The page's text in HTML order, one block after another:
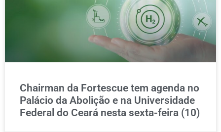
Chairman da Fortescue tem agenda no
Palácio da Abolição e na Universidade
Federal do Ceará nesta sexta-feira (10)